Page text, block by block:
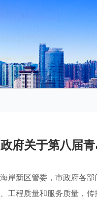
府关于第八届
岸新区管委，市政府各
工程质量和服务质量，